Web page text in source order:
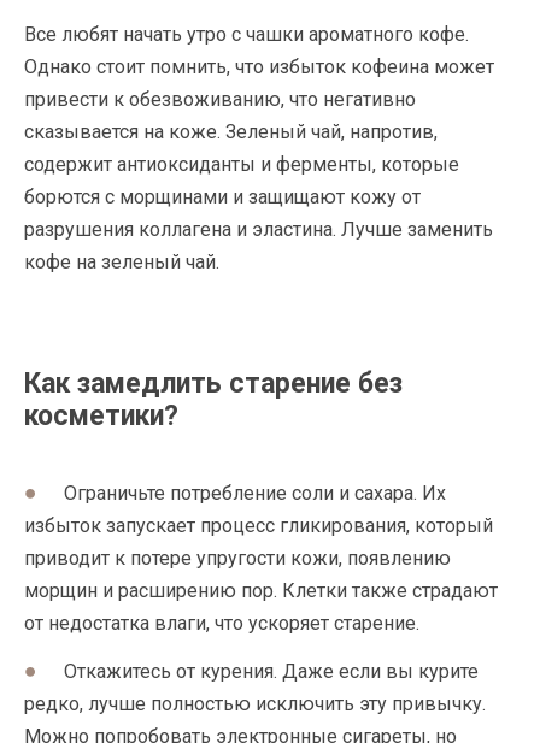
Все любят начать утро с чашки ароматного кофе.
Однако стоит помнить, что избыток кофеина может
привести к обезвоживанию, что негативно
сказывается на коже. Зеленый чай, напротив,
содержит антиоксиданты и ферменты, которые
борются с морщинами и защищают кожу от
разрушения коллагена и эластина. Лучше заменить
кофе на зеленый чай.
Как замедлить старение без
косметики?
Ограничьте потребление соли и сахара. Их
избыток запускает процесс гликирования, который
приводит к потере упругости кожи, появлению
морщин и расширению пор. Клетки также страдают
от недостатка влаги, что ускоряет старение.
Откажитесь от курения. Даже если вы курите
редко, лучше полностью исключить эту привычку.
Можно попробовать электронные сигареты, но